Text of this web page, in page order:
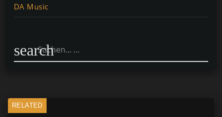
DA Music
search
RELATED